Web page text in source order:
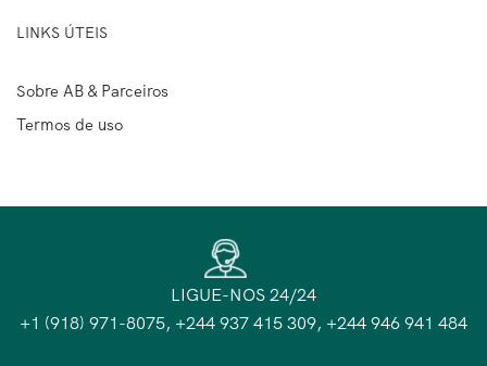
LINKS ÚTEIS
Sobre AB & Parceiros
Termos de uso
LIGUE-NOS 24/24
+1 (918) 971-8075, +244 937 415 309, +244 946 941 484